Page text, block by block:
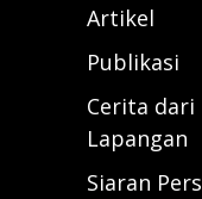
Artikel
Publikasi
Cerita dari
Lapangan
Siaran Pers